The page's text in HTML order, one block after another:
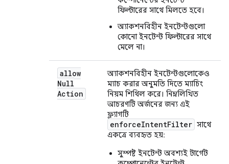
ফিল্টারের সাথে মিলতে হবে।
অ্যাকশনবিহীন ইনটেন্টগুলো
কোনো ইনটেন্ট ফিল্টারের সাথে
মেলে না।
allow
Null
Action
অ্যাকশনবিহীন ইনটেন্টগুলোকেও
ম্যাচ করার অনুমতি দিতে ম্যাচিং
নিয়ম শিথিল করে। নিম্নলিখিত
আচরণটি অর্জনের জন্য এই
ফ্ল্যাগটি
enforceIntentFilter সাথে
একত্রে ব্যবহৃত হয়:
সুস্পষ্ট ইনটেন্ট অবশ্যই টার্গেট